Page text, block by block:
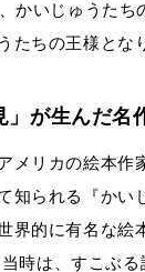
かいじゅうたち
たちの王様とな
」が生んだ名
メリカの絵本作
知られる『かい
界的に有名な絵
時は、すこぶ